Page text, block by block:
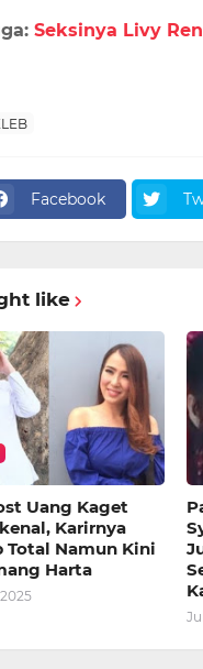
Seksinya Livy
Facebook
like
Uang Kaget
Karirnya
Total Namun Kini
Harta